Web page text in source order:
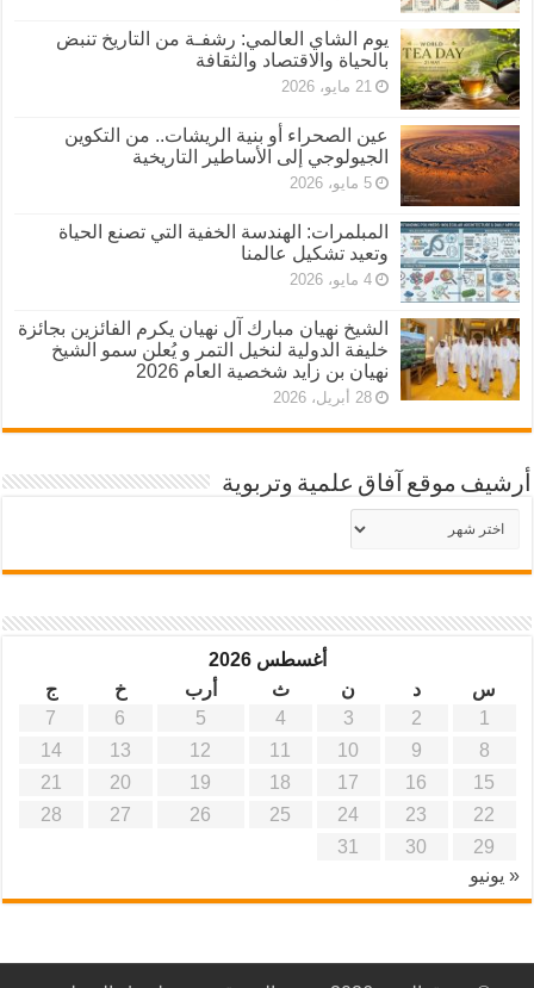
يوم الشاي العالمي: رشفـة من التاريخ تنبض
بالحياة والاقتصاد والثقافة
21 مايو، 2026
عين الصحراء أو بنية الريشات.. من التكوين
الجيولوجي إلى الأساطير التاريخية
5 مايو، 2026
المبلمرات: الهندسة الخفية التي تصنع الحياة
وتعيد تشكيل عالمنا
4 مايو، 2026
الشيخ نهيان مبارك آل نهيان يكرم الفائزين بجائزة
خليفة الدولية لنخيل التمر و يُعلن سمو الشيخ
نهيان بن زايد شخصية العام 2026
28 أبريل، 2026
أرشيف موقع آفاق علمية وتربوية
أرشيف
موقع
آفاق
أغسطس 2026
س
د ن ث أرب خ
ج
1
2
3
4
5
6
7
8
9
10
11
12
13
14
15
16
17
18
19
20
21
22
23
24
25
26
27
28
29
30
31
« يونيو